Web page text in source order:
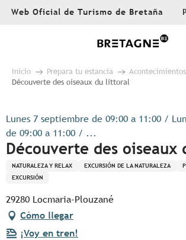
AllerWeb Oficial de Turismo de Bretaña
Inicio Prepara tu estancia
Acontecimientos
Découverte des oiseaux du littoral
Lunes 7 septiembre de 09:00 a 11:00 /
de 09:00 a 11:00 / ...
Découverte des
NATURALEZA Y RELAX EXCURSIÓN DE LA NATURALEZA
EXCURSIÓN
29280 Locmaria-Plouzané
Cómo llegar
¡Voy en tren!